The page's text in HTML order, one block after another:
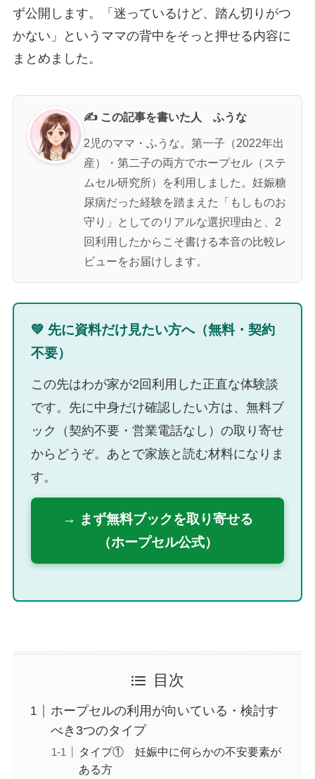
ず公開します。「迷っているけど、踏ん切りがつ
かない」というママの背中をそっと押せる内容に
まとめました。
✍️ この記事を書いた人 ふうな
2児のママ・ふうな。第一子（2022年出
産）・第二子の両方でホープセル（ステ
ムセル研究所）を利用しました。妊娠糖
尿病だった経験を踏まえた「もしものお
守り」としてのリアルな選択理由と、2
回利用したからこそ書ける本音の比較レ
ビューをお届けします。
💚 先に資料だけ見たい方へ（無料・契約
不要）
この先はわが家が2回利用した正直な体験談
です。先に中身だけ確認したい方は、無料ブ
ック（契約不要・営業電話なし）の取り寄せ
からどうぞ。あとで家族と読む材料になりま
す。
→ まず無料ブックを取り寄せる
（ホープセル公式）
目次
ホープセルの利用が向いている・検討す
べき3つのタイプ
タイプ① 妊娠中に何らかの不安要素が
ある方